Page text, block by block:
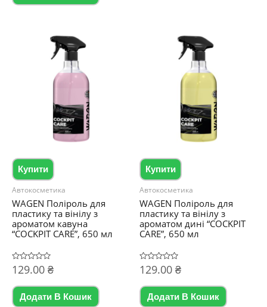
Купити
Автокосметика
WAGEN Поліроль для
пластику та вінілу з
ароматом кавуна
“COCKPIT CARE”, 650 мл
Оцінено
в
з
129.00 ₴
Додати В Кошик
Купити
Автокосметика
WAGEN Поліроль для
пластику та вінілу з
ароматом дині “COCKPIT
CARE”, 650 мл
Оцінено
в
з
129.00 ₴
Додати В Кошик